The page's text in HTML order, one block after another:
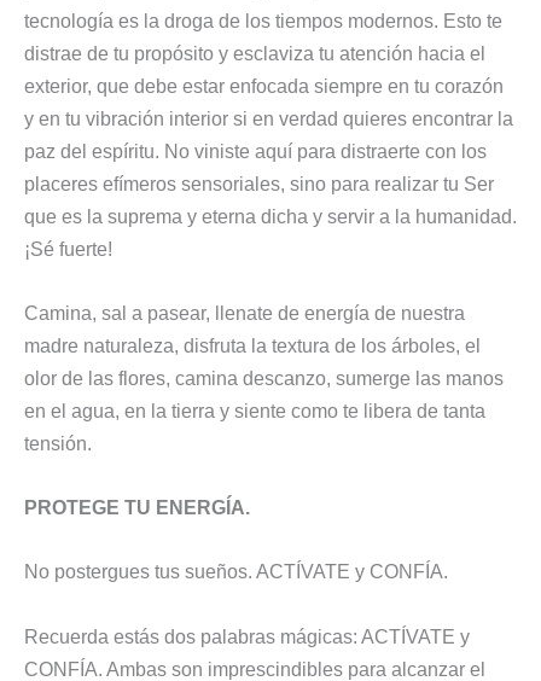
tecnología es la droga de los tiempos modernos. Esto te
distrae de tu propósito y esclaviza tu atención hacia el
exterior, que debe estar enfocada siempre en tu corazón
y en tu vibración interior si en verdad quieres encontrar la
paz del espíritu. No viniste aquí para distraerte con los
placeres efímeros sensoriales, sino para realizar tu Ser
que es la suprema y eterna dicha y servir a la humanidad.
¡Sé fuerte!
Camina, sal a pasear, llenate de energía de nuestra
madre naturaleza, disfruta la textura de los árboles, el
olor de las flores, camina descanzo, sumerge las manos
en el agua, en la tierra y siente como te libera de tanta
tensión.
PROTEGE TU ENERGÍA.
No postergues tus sueños. ACTÍVATE y CONFÍA.
Recuerda estás dos palabras mágicas: ACTÍVATE y
CONFÍA. Ambas son imprescindibles para alcanzar el